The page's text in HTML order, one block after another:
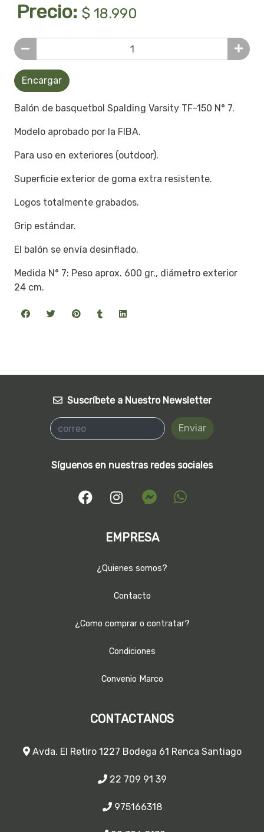
Precio: $ 18.990
Encargar
Balón de basquetbol Spalding Varsity TF-150 N° 7.
Modelo aprobado por la FIBA.
Para uso en exteriores (outdoor).
Superficie exterior de goma extra resistente.
Logos totalmente grabados.
Grip estándar.
El balón se envía desinflado.
Medida N° 7: Peso aprox. 600 gr., diámetro exterior
24 cm.
Suscríbete a Nuestro Newsletter
Enviar
Síguenos en nuestras redes sociales
EMPRESA
¿Quienes somos?
Contacto
¿Como comprar o contratar?
Condiciones
Convenio Marco
CONTACTANOS
Avda. El Retiro 1227 Bodega 61 Renca Santiago
22 709 91 39
975166318